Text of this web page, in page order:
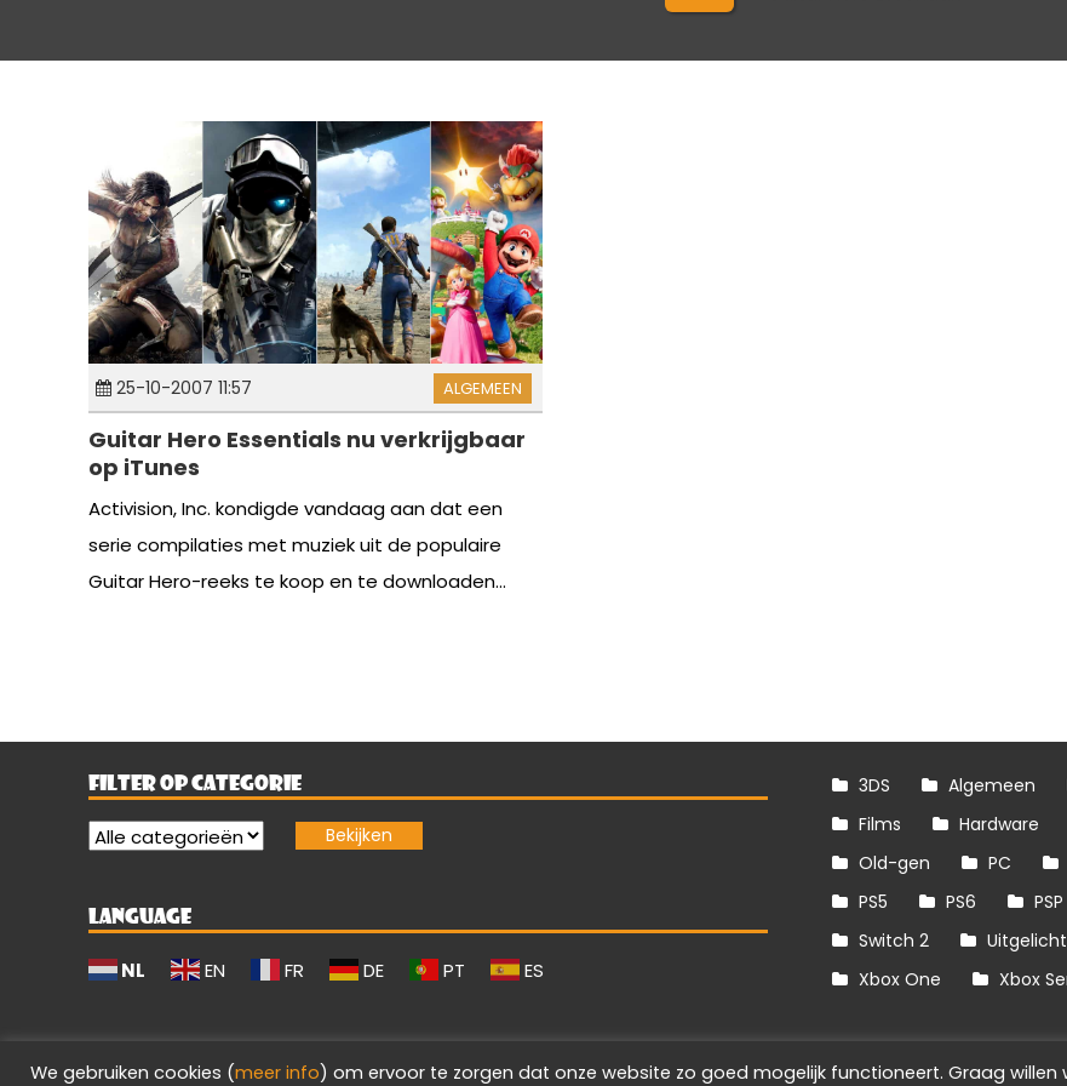
25-10-2007 11:57 ALGEMEEN
Guitar Hero Essentials nu verkrijgbaar
op iTunes
Activision, Inc. kondigde vandaag aan dat een
serie compilaties met muziek uit de populaire
Guitar Hero-reeks te koop en te downloaden...
FILTER OP CATEGORIE
LANGUAGE
NL EN FR DE PT ES
3DS Algemeen
Films
Hardware
Old-gen
PC
PS5
PS6 PSP
Switch 2
Uitgelicht
Xbox One
Xbox
We gebruiken cookies (meer info) om ervoor te zorgen dat onze website zo goed mogelijk functioneert. Graag willen